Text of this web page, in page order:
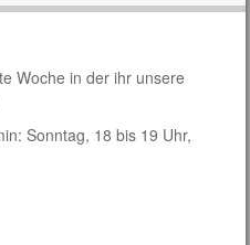
Woche in der ihr unsere
Sonntag, 18 bis 19 Uhr,